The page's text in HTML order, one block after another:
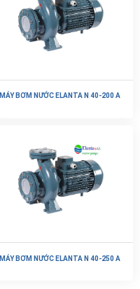
MÁY BƠM NƯỚC ELANTA N 40-200 A
MÁY BƠM NƯỚC ELANTA N 40-250 A